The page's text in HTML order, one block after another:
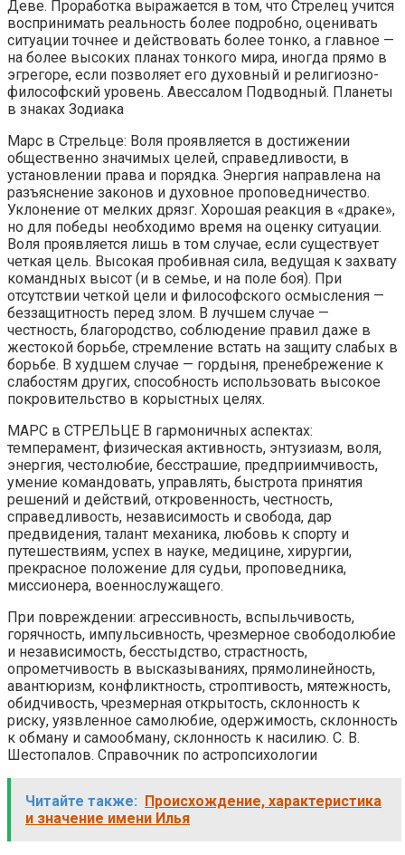
Деве. Проработка выражается в том, что Стрелец учится
воспринимать реальность более подробно, оценивать
ситуации точнее и действовать более тонко, а главное —
на более высоких планах тонкого мира, иногда прямо в
эгрегоре, если позволяет его духовный и религиозно-
философский уровень. Авессалом Подводный. Планеты
в знаках Зодиака
Марс в Стрельце: Воля проявляется в достижении
общественно значимых целей, справедливости, в
установлении права и порядка. Энергия направлена на
разъяснение законов и духовное проповедничество.
Уклонение от мелких дрязг. Хорошая реакция в «драке»,
но для победы необходимо время на оценку ситуации.
Воля проявляется лишь в том случае, если существует
четкая цель. Высокая пробивная сила, ведущая к захвату
командных высот (и в семье, и на поле боя). При
отсутствии четкой цели и философского осмысления —
беззащитность перед злом. В лучшем случае —
честность, благородство, соблюдение правил даже в
жестокой борьбе, стремление встать на защиту слабых в
борьбе. В худшем случае — гордыня, пренебрежение к
слабостям других, способность использовать высокое
покровительство в корыстных целях.
МАРС в СТРЕЛЬЦЕ В гармоничных аспектах:
темперамент, физическая активность, энтузиазм, воля,
энергия, честолюбие, бесстрашие, предприимчивость,
умение командовать, управлять, быстрота принятия
решений и действий, откровенность, честность,
справедливость, независимость и свобода, дар
предвидения, талант механика, любовь к спорту и
путешествиям, успех в науке, медицине, хирургии,
прекрасное положение для судьи, проповедника,
миссионера, военнослужащего.
При повреждении: агрессивность, вспыльчивость,
горячность, импульсивность, чрезмерное свободолюбие
и независимость, бесстыдство, страстность,
опрометчивость в высказываниях, прямолинейность,
авантюризм, конфликтность, строптивость, мятежность,
обидчивость, чрезмерная открытость, склонность к
риску, уязвленное самолюбие, одержимость, склонность
к обману и самообману, склонность к насилию. С. В.
Шестопалов. Справочник по астропсихологии
Читайте также:
Происхождение, характеристика
и значение имени Илья